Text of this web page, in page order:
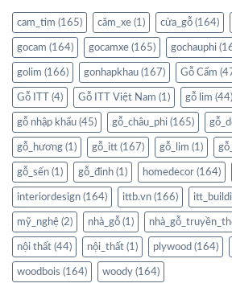
cam_tim (165) căm_xe (1) cửa_gỗ (164)
gocam (164) gocamxe (165) gochauphi
golim (166) gonhapkhau (167) Gỗ Cẩm
Gỗ ITT (4) Gỗ ITT Việt Nam (1) gỗ lim (44)
gỗ nhập khẩu (45) gỗ_châu_phi (165)
gỗ_hương (1) gỗ_itt (167) gỗ_lim (1)
gỗ_sến (1) gỗ_đinh (1) homedecor (164)
interiordesign (164) ittb.vn (166)
mỹ_nghệ (2) nhà_gỗ (1)
nội thất (44) nội_thất (1) plywood (164)
woodbois (164) woody (164)